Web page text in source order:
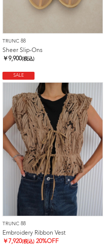
TRUNC 88
Sheer Slip-Ons
￥9,900(税込)
SALE
TRUNC 88
Embroidery Ribbon Vest
￥ 7,920(税込) 20%OFF